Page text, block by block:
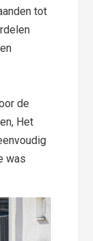
tot
de
Het
was